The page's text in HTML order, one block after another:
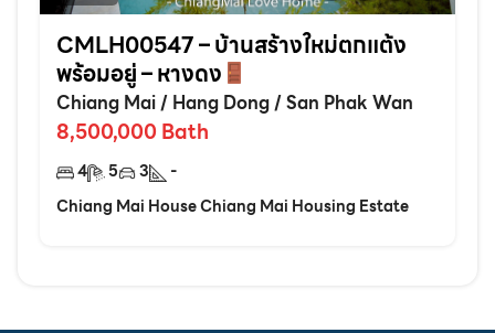
CMLH00547 – บ้านสร้างใหม่ตกแต้ง
พร้อมอยู่ – หางดง
Chiang Mai/ Hang Dong/San Phak Wan
8,500,000 Bath
4 5 3
-
Chiang Mai House Chiang Mai Housing Estate